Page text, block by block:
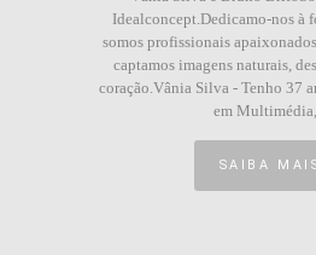
Idealconcept.Dedicamo-nos à
somos profissionais
captamos imagens naturais,
coração.Vânia Silva - Tenho 37
em
SAIBA